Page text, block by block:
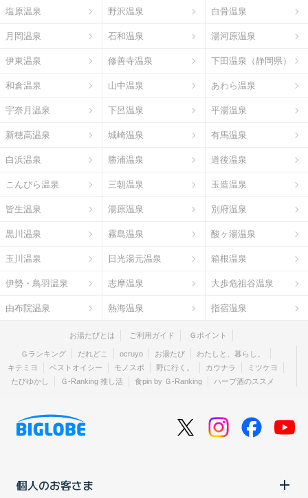
塩原温泉 野沢温泉 白骨温泉
月岡温泉 石和温泉 湯河原温泉
伊東温泉 修善寺温泉 下田温泉（静岡県）
和倉温泉 山中温泉 あわら温泉
宇奈月温泉 下呂温泉 平湯温泉
新穂高温泉 城崎温泉 有馬温泉
白浜温泉 勝浦温泉 道後温泉
こんぴら温泉 三朝温泉 玉造温泉
皆生温泉 湯原温泉 別府温泉
黒川温泉 霧島温泉 酸ヶ湯温泉
玉川温泉 日光湯元温泉 箱根温泉
伊勢・鳥羽温泉 志摩温泉 大歩危祖谷温泉
由布院温泉 熱海温泉 指宿温泉
お湯たびとは ご利用ガイド Ｇポイント
Ｇランキング だれどこ ocruyo お湯たび
わたしと、暮らし。
キテミヨ
ベストオイシー モノスポ 野に行く。 カウナラ
ミツケヨ
たびゆかし
Ｇ-Ranking 推し活 食pin by Ｇ-Ranking ハーブ酒のススメ
個人のお客さま